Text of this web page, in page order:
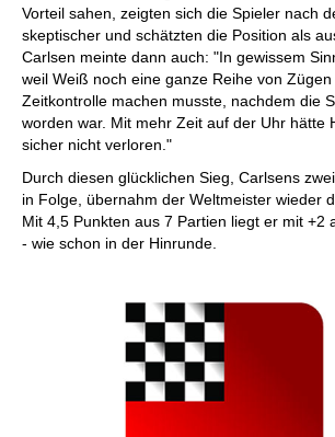
Vorteil sahen, zeigten sich die Spieler nach
skeptischer und schätzten die Position als
Carlsen meinte dann auch: "In gewissem
weil Weiß noch eine ganze Reihe von
Zeitkontrolle machen musste, nachdem die
worden war. Mit mehr Zeit auf der Uhr hätte
sicher nicht verloren."
Durch diesen glücklichen Sieg, Carlsens
in Folge, übernahm der Weltmeister wieder
Mit 4,5 Punkten aus 7 Partien liegt er mit +2
- wie schon in der Hinrunde.